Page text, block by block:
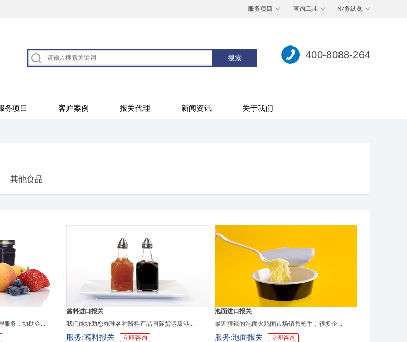
服务项目 查询工具 业务纵览
400-8088-264
务项目 客户案例 报关代理 新闻资讯 关于我们
其他食品
服务，协助企...
酱料进口报关
我们能协助您办理各种酱料产品国际货运及港...
服务:酱料报关 立即咨询
泡面进口报关
最近狠辣的泡面火鸡面市场销售枪手，很多企...
服务:泡面报关 立即咨询